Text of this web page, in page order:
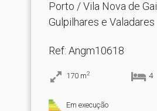
Porto / Vila Nova de
Gulpilhares e Valadares
Ref: Angm10618
170 m2 4
Em execução